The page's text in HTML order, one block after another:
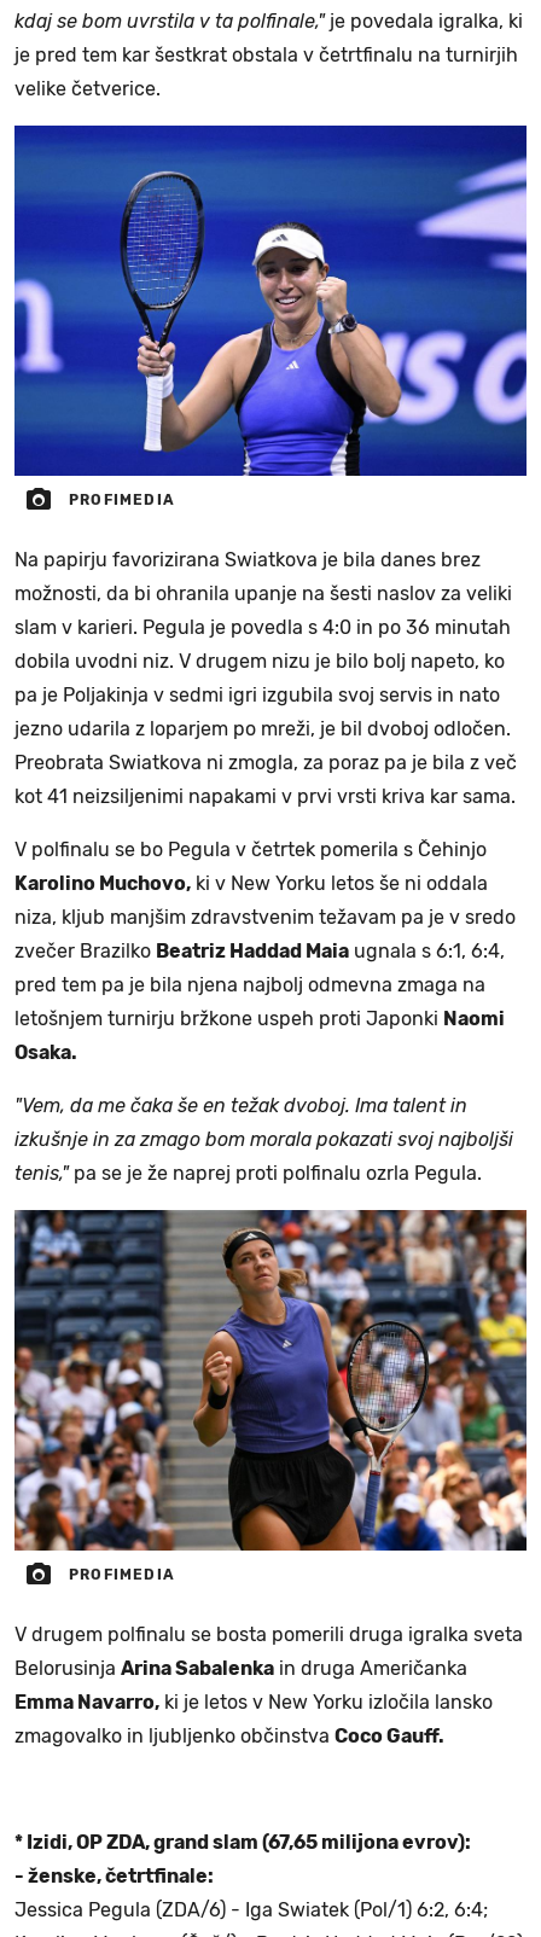
kdaj se bom uvrstila v ta polfinale,"je povedala igralka, ki
je pred tem kar šestkrat obstala v četrtfinalu na turnirjih
velike četverice.
PROFIMEDIA
Na papirju favorizirana Swiatkova je bila danes brez
možnosti, da bi ohranila upanje na šesti naslov za veliki
slam v karieri. Pegula je povedla s 4:0 in po 36 minutah
dobila uvodni niz. V drugem nizu je bilo bolj napeto, ko
pa je Poljakinja v sedmi igri izgubila svoj servis in nato
jezno udarila z loparjem po mreži, je bil dvoboj odločen.
Preobrata Swiatkova ni zmogla, za poraz pa je bila z več
kot 41 neizsiljenimi napakami v prvi vrsti kriva kar sama.
V polfinalu se bo Pegula v četrtek pomerila s Čehinjo
Karolino Muchovo, ki v New Yorku letos še ni oddala
niza, kljub manjšim zdravstvenim težavam pa je v sredo
zvečer Brazilko Beatriz Haddad Maia ugnala s 6:1, 6:4,
pred tem pa je bila njena najbolj odmevna zmaga na
letošnjem turnirju bržkone uspeh proti Japonki Naomi
Osaka.
"Vem, da me čaka še en težak dvoboj. Ima talent in
izkušnje in za zmago bom morala pokazati svoj najboljši
tenis,"pa se je že naprej proti polfinalu ozrla Pegula.
PROFIMEDIA
V drugem polfinalu se bosta pomerili druga igralka sveta
Belorusinja Arina Sabalenka in druga Američanka
Emma Navarro, ki je letos v New Yorku izločila lansko
zmagovalko in ljubljenko občinstva Coco Gauff.
* Izidi, OP ZDA, grand slam (67,65 milijona evrov):
- ženske, četrtfinale:
Jessica Pegula (ZDA/6) - Iga Swiatek (Pol/1) 6:2, 6:4;